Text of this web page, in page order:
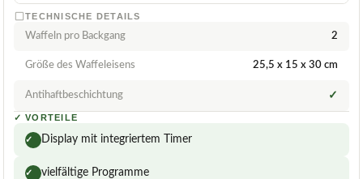
TECHNISCHE DETAILS
Waffeln pro Backgang 2
Größe des Waffeleisens 25,5 x 15 x 30 cm
Antihaftbeschichtung ✓
✓ VORTEILE
✓ Display mit integriertem Timer
✓ vielfältige Programme